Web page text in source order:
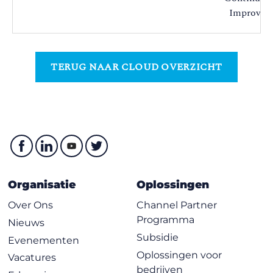
TERUG NAAR CLOUD OVERZICHT
Organisatie
Over Ons
Nieuws
Evenementen
Vacatures
Oplossingen
Channel Partner
Programma
Subsidie
Oplossingen voor
bedrijven